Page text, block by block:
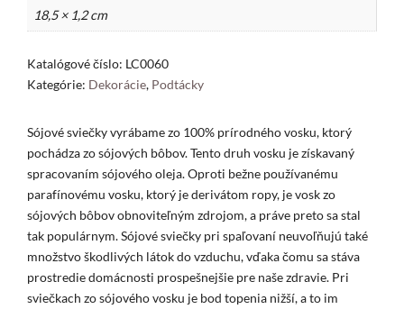
18,5 × 1,2 cm
Katalógové číslo: LC0060
Kategórie: Dekorácie, Podtácky
Sójové sviečky vyrábame zo 100% prírodného vosku, ktorý
pochádza zo sójových bôbov. Tento druh vosku je získavaný
spracovaním sójového oleja. Oproti bežne používanému
parafínovému vosku, ktorý je derivátom ropy, je vosk zo
sójových bôbov obnoviteľným zdrojom, a práve preto sa stal
tak populárnym. Sójové sviečky pri spaľovaní neuvoľňujú také
množstvo škodlivých látok do vzduchu, vďaka čomu sa stáva
prostredie domácnosti prospešnejšie pre naše zdravie. Pri
sviečkach zo sójového vosku je bod topenia nižší, a to im